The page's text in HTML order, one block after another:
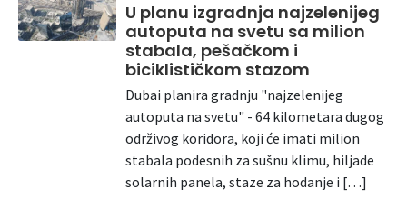
U planu izgradnja najzelenijeg
autoputa na svetu sa milion
stabala, pešačkom i
biciklističkom stazom
Dubai planira gradnju "najzelenijeg
autoputa na svetu" - 64 kilometara dugog
održivog koridora, koji će imati milion
stabala podesnih za sušnu klimu, hiljade
solarnih panela, staze za hodanje i […]